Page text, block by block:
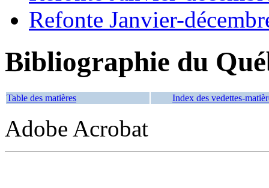
Refonte Janvier-
Bibliographie du
Table des matières Index des vedettes-
Adobe Acrobat